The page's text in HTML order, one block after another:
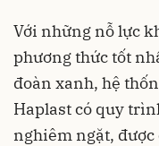
Với những nỗ lực
phương thức tốt
đoàn xanh, hệ
Haplast có quy
nghiêm ngặt,